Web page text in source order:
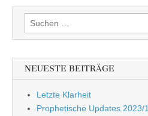
Suchen
nach:
NEUESTE BEITRÄGE
Letzte Klarheit
Prophetische Updates 2023/1